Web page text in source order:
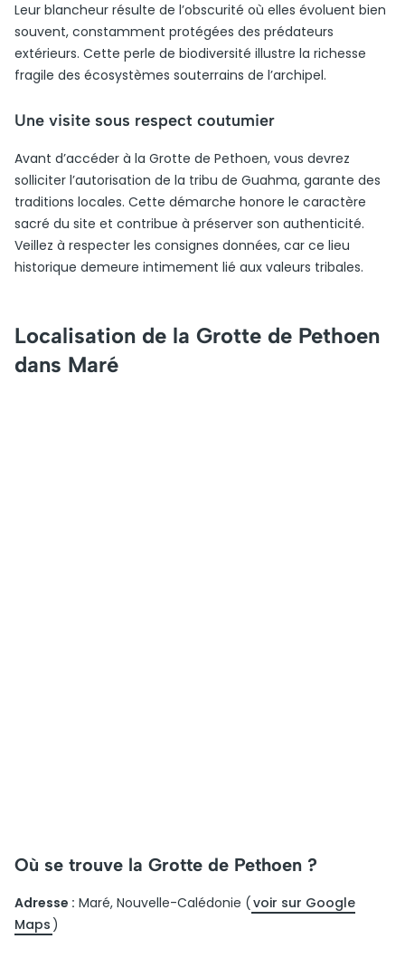
Leur blancheur résulte de l’obscurité où elles évoluent bien
souvent, constamment protégées des prédateurs
extérieurs. Cette perle de biodiversité illustre la richesse
fragile des écosystèmes souterrains de l’archipel.
Une visite sous respect coutumier
Avant d’accéder à la Grotte de Pethoen, vous devrez
solliciter l’autorisation de la tribu de Guahma, garante des
traditions locales. Cette démarche honore le caractère
sacré du site et contribue à préserver son authenticité.
Veillez à respecter les consignes données, car ce lieu
historique demeure intimement lié aux valeurs tribales.
Localisation de la Grotte de Pethoen
dans Maré
Où se trouve la Grotte de Pethoen ?
Adresse : Maré, Nouvelle-Calédonie (voir sur Google
Maps )